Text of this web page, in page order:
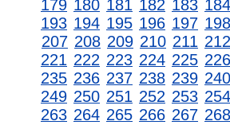
179 180 181 182 183 184
193 194 195 196 197 198
207 208 209 210 211 212
221 222 223 224 225 226
235 236 237 238 239 240
249 250 251 252 253 254
263 264 265 266 267 268